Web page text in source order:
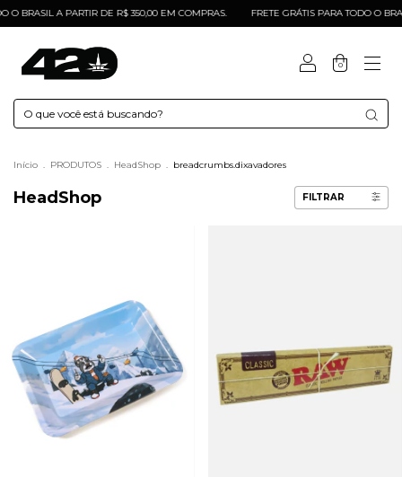
BRASIL A PARTIR DE R$ 350,00 EM COMPRAS. FRETE GRÁTIS PARA TODO O
0
Início . PRODUTOS . HeadShop . breadcrumbs.dixavadores
HeadShop FILTRAR